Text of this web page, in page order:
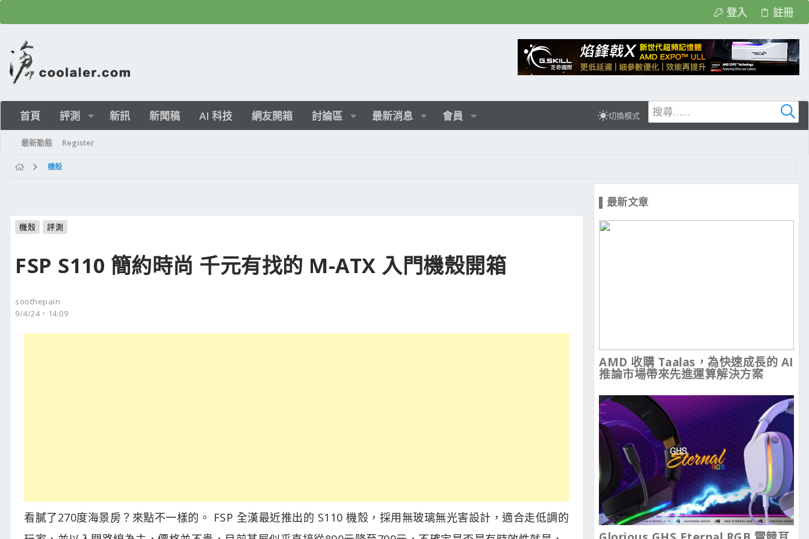
登入 註冊
首頁 評測 新訊 新聞稿 AI 科技 網友開箱 討論區 最新消息 會員 切換模式
最新動態 Register
機殼
機殼 評測
FSP S110 簡約時尚 千元有找的 M-ATX 入門機殼開箱
soothepain
9/4/24，14:09
看膩了270度海景房？來點不一樣的。 FSP 全漢最近推出的 S110 機殼，採用無玻璃無光害設計，適合走低調的
▌最新文章
AMD 收購 Taalas，為快速成長的 AI
推論市場帶來先進運算解決方案